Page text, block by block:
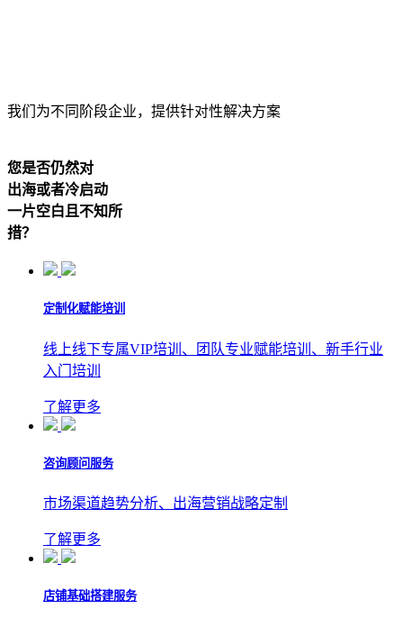
我们为不同阶段企业，提供针对性解决方案
您是否仍然对
出海或者冷启动
一片空白且不知所
措？
定制化赋能培训
线上线下专属VIP培训、团队专业赋能培训、新手行业
入门培训
了解更多
咨询顾问服务
市场渠道趋势分析、出海营销战略定制
了解更多
店铺基础搭建服务